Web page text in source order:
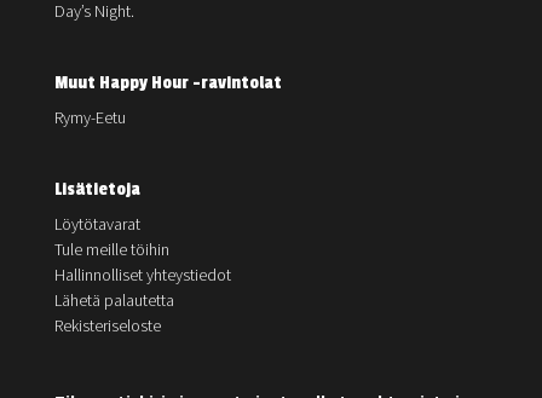
Day’s Night.
Muut Happy Hour -ravintolat
Rymy-Eetu
Lisätietoja
Löytötavarat
Tule meille töihin
Hallinnolliset yhteystiedot
Lähetä palautetta
Rekisteriseloste